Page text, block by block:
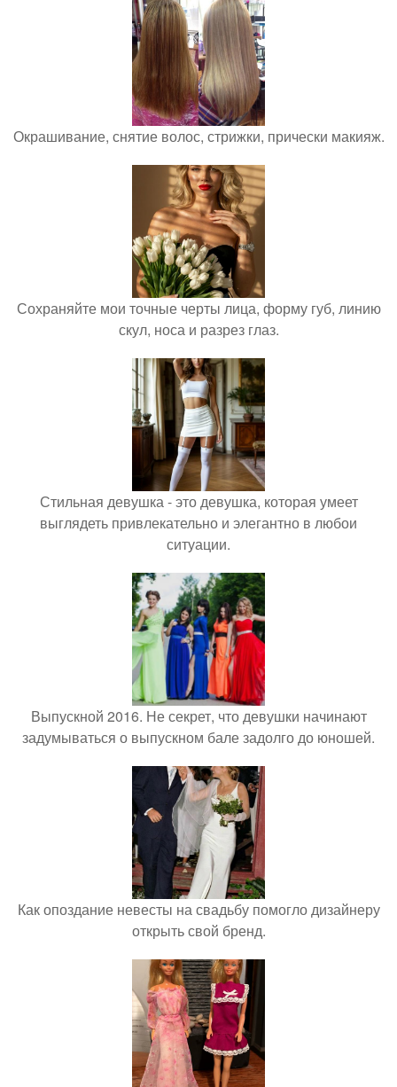
Окрашивание, снятие волос, стрижки, прически макияж.
Сохраняйте мои точные черты лица, форму губ, линию
скул, носа и разрез глаз.
Стильная девушка - это девушка, которая умеет
выглядеть привлекательно и элегантно в любои
ситуации.
Выпускной 2016. Не секрет, что девушки начинают
задумываться о выпускном бале задолго до юношей.
Как опоздание невесты на свадьбу помогло дизайнеру
открыть свой бренд.